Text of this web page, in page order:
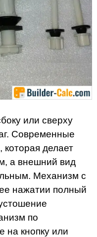
или сверху
Современные
делает
а внешний вид
Механизм с
нажатии полный
по
на кнопку или